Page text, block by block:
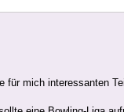
mich interessanten